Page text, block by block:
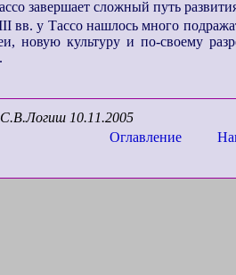
завершает сложный путь
у Тассо нашлось много
новую культуру и по-своему
С.В.Логиш 10.1 1.2005
Оглавление